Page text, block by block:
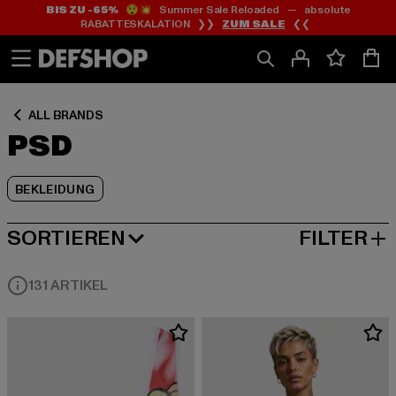
Zum
Inhalt
springen
Zum
Fußzeile
springen
BIS ZU -65%😲💥 Summer Sale Reloaded — absolute
RABATTESKALATION ❯❯ ZUM SALE ❮❮
ALL BRANDS
PSD
BEKLEIDUNG
Zum
Produktraster
springen
SORTIEREN
BELIEBTESTE FILTER
131 ARTIKEL